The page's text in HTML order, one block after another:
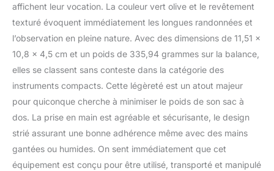
affichent leur vocation. La couleur vert olive et le revêtement
texturé évoquent immédiatement les longues randonnées et
l’observation en pleine nature. Avec des dimensions de 11,51 x
10,8 x 4,5 cm et un poids de 335,94 grammes sur la balance,
elles se classent sans conteste dans la catégorie des
instruments compacts. Cette légèreté est un atout majeur
pour quiconque cherche à minimiser le poids de son sac à
dos. La prise en main est agréable et sécurisante, le design
strié assurant une bonne adhérence même avec des mains
gantées ou humides. On sent immédiatement que cet
équipement est conçu pour être utilisé, transporté et manipulé